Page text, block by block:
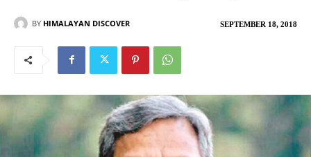
SEPTEMBER 18, 2018
BY HIMALAYAN DISCOVER